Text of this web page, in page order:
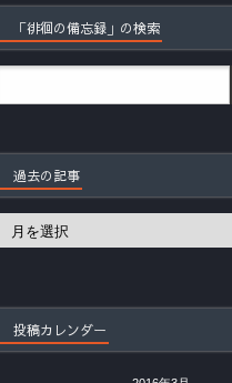
「徘徊の備忘録」の検索
過去の記事
投稿カレンダー